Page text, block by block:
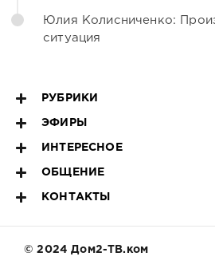
Юлия Колисниченко:
ситуация
РУБРИКИ
ЭФИРЫ
ИНТЕРЕСНОЕ
ОБЩЕНИЕ
КОНТАКТЫ
© 2024 Дом2-ТВ.ком